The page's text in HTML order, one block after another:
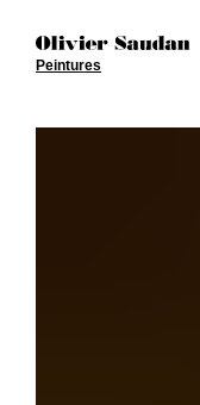
Peintures